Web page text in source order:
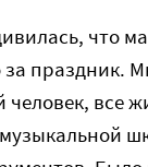
что
за праздник.
все